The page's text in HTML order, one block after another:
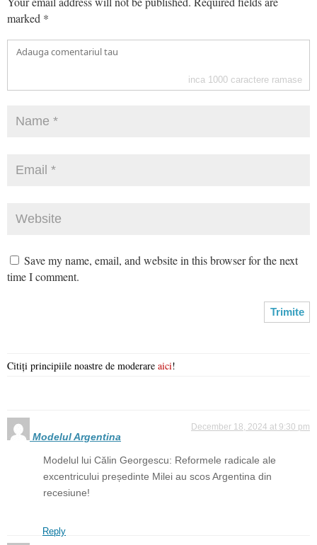
marked *
inca 1000 caractere ramase
Save my name, email, and website in this browser for the next
time I comment.
Citiți principiile noastre de moderare aici!
Modelul Argentina
December 18, 2024 at 9:30 pm
Modelul lui Călin Georgescu: Reformele radicale ale
excentricului președinte Milei au scos Argentina din
recesiune!
Reply